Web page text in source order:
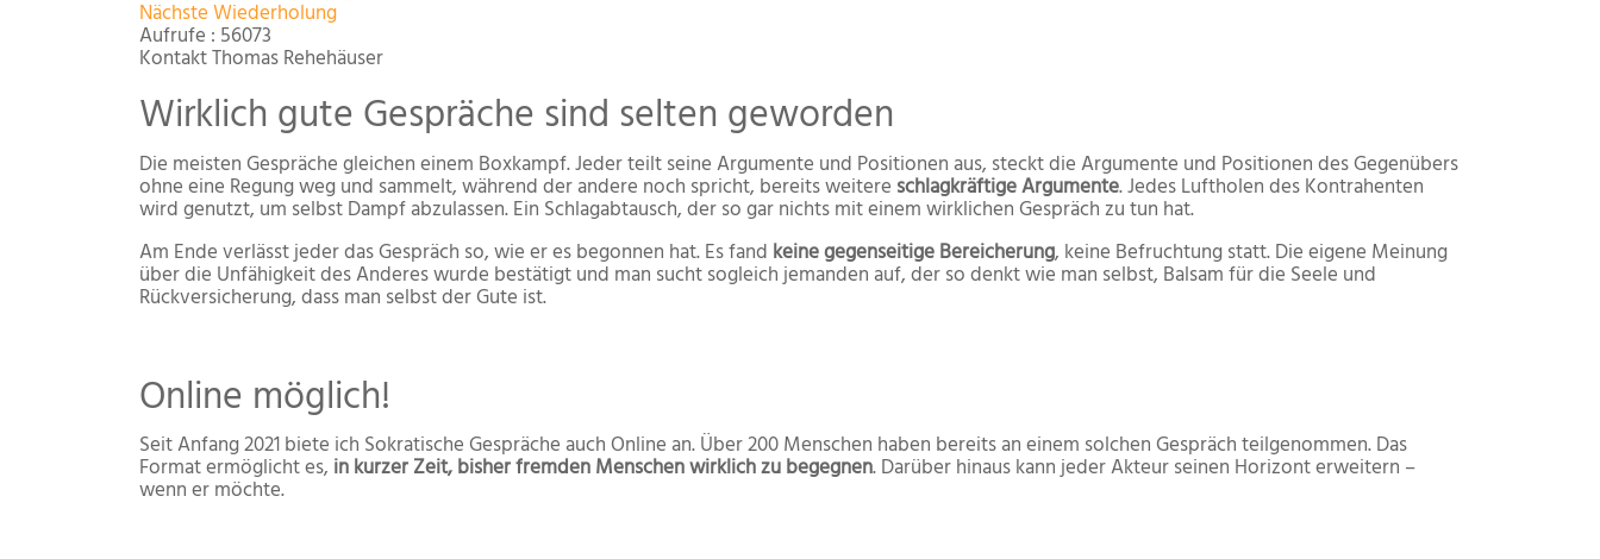
Nächste Wiederholung
Aufrufe : 56073
KontaktThomas Rehehäuser
Wirklich gute Gespräche sind selten geworden
Die meisten Gespräche gleichen einem Boxkampf. Jeder teilt seine Argumente und Positionen aus, steckt die Argumente und Positionen des Gegenübers
ohne eine Regung weg und sammelt, während der andere noch spricht, bereits weitere schlagkräftige Argumente. Jedes Luftholen des Kontrahenten
wird genutzt, um selbst Dampf abzulassen. Ein Schlagabtausch, der so gar nichts mit einem wirklichen Gespräch zu tun hat.
Am Ende verlässt jeder das Gespräch so, wie er es begonnen hat. Es fand keine gegenseitige Bereicherung, keine Befruchtung statt. Die eigene Meinung
über die Unfähigkeit des Anderes wurde bestätigt und man sucht sogleich jemanden auf, der so denkt wie man selbst, Balsam für die Seele und
Rückversicherung, dass man selbst der Gute ist.
Online möglich!
Seit Anfang 2021 biete ich Sokratische Gespräche auch Online an. Über 200 Menschen haben bereits an einem solchen Gespräch teilgenommen. Das
Format ermöglicht es, in kurzer Zeit, bisher fremden Menschen wirklich zu begegnen. Darüber hinaus kann jeder Akteur seinen Horizont erweitern –
wenn er möchte.